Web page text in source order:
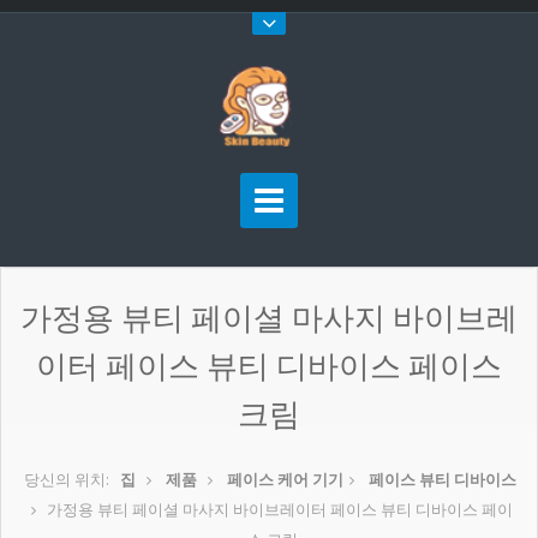
가정용 뷰티 페이셜 마사지 바이브레
이터 페이스 뷰티 디바이스 페이스
크림
당신의 위치: 집 제품 페이스 케어 기기
페이스 뷰티 디바이스
가정용 뷰티 페이셜 마사지 바이브레이터 페이스 뷰티 디바이스 페이